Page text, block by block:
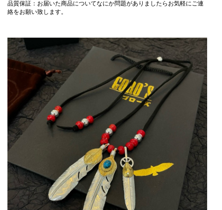
品質保証：お届いた商品についてなにか問題がありましたらお気軽にご連
絡をお願い致します。